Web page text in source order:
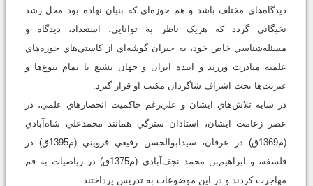
ديدگاه‌هاي مختلف باشد و هم حوزه‌اي که بنيان نهاده بود محل رشد
نخبگاني گردد که هريک ناظر به توانايي، استعداد، ديدگاه و
مسئله‌شناسي خاص خود، به جبران گوشه‌اي از کاستي‌هاي حوزه‌هاي
علميه مبادرت ورزند و آينده ايران و جهان تشيع با تمام تنوع‌ها و
غيريت‌ها تحت اشراف شاگردان مکتب او قرار گيرد.
در سايه تلاش‌هاي ايشان و علي‌رغم حاکميت انحصارهاي علمي، در
عصر زعامت ايشان، استادان سترگي همانند محمدعلي شاه‌آبادي
(م1369ق) در عرفان، سيدابوالحسن رفيعي قزويني (م1395ق) در
فلسفه، و ابراهيم‌‌بن محمد نجف‌آبادي (م1375ق) در رياضيات به قم
مهاجرت کردند و در اين موضوعات به تدريس پرداختند.